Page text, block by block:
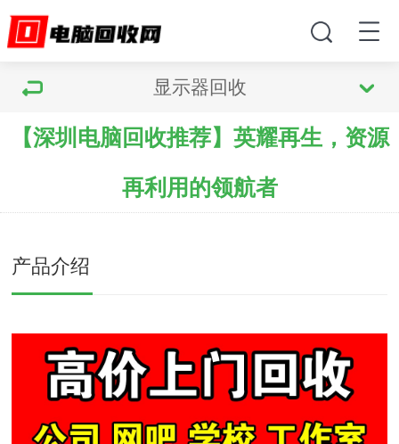
显示器回收
【深圳电脑回收推荐】英耀再生，资源
再利用的领航者
产品介绍